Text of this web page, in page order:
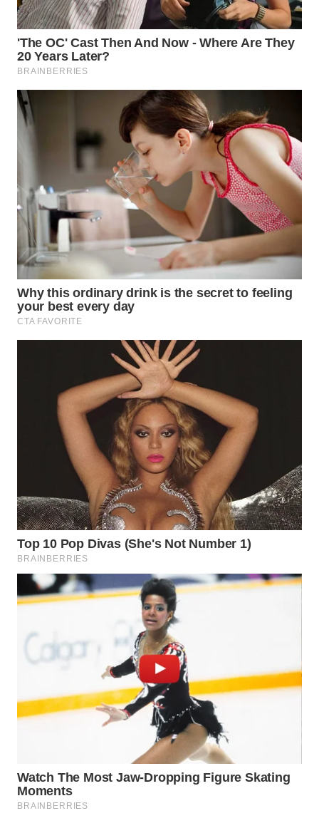
Wahana
Network
KONSUMEN
LISTRIK
MASYARAKAT
KELISTRIKAN
MAWAKA
ID
MARTABAT
PLN
WATCH
PORTAL
KONSUMEN
FORWAMKI
TAMBANG
NEWS
SIDIKALANG
NEWS